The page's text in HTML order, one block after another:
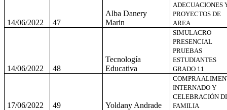
14/06/2022 47
Alba Danery
Marin
ADECUACIONES
PROYECTOS DE
AREA
14/06/2022 48
Tecnología
Educativa
SIMULACRO
PRESENCIAL
PRUEBAS
ESTUDIANTES
GRADO 11
17/06/2022 49 Yoldany Andrade
COMPRA
INTERNADO Y
CELEBRACIÓN
FAMILIA